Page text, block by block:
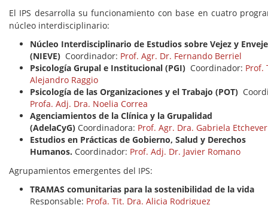
El IPS desarrolla su funcionamiento con base en cuatro
núcleo interdisciplinario:
Núcleo Interdisciplinario de Estudios sobre Vejez y
(NIEVE) Coordinador: Prof. Agr. Dr. Fernando Berriel
Psicología Grupal e Institucional (PGI) Coordinador: Prof.
Alejandro Raggio
Psicología de las Organizaciones y el Trabajo (POT)
Profa. Adj. Dra. Noelia Correa
Agenciamientos de la Clínica y la Grupalidad
(AdelaCyG) Coordinadora: Prof. Agr. Dra. Gabriela
Estudios en Prácticas de Gobierno, Salud y Derechos
Humanos. Coordinador: Prof. Adj. Dr. Javier Romano
Agrupamientos emergentes del IPS:
TRAMAS comunitarias para la sostenibilidad de la vida
Responsable: Profa. Tit. Dra. Alicia Rodriguez